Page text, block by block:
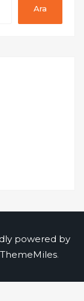
Ara
powered by
ThemeMiles.